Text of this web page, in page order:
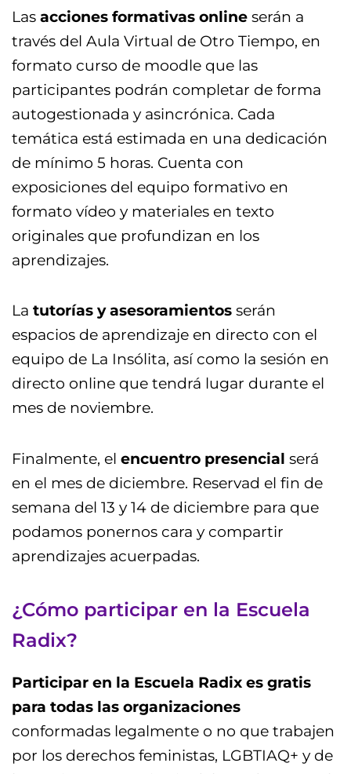
Las acciones formativas online serán a
través del Aula Virtual de Otro Tiempo, en
formato curso de moodle que las
participantes podrán completar de forma
autogestionada y asincrónica. Cada
temática está estimada en una dedicación
de mínimo 5 horas. Cuenta con
exposiciones del equipo formativo en
formato vídeo y materiales en texto
originales que profundizan en los
aprendizajes.
La tutorías y asesoramientos serán
espacios de aprendizaje en directo con el
equipo de La Insólita, así como la sesión en
directo online que tendrá lugar durante el
mes de noviembre.
Finalmente, el encuentro presencial será
en el mes de diciembre. Reservad el fin de
semana del 13 y 14 de diciembre para que
podamos ponernos cara y compartir
aprendizajes acuerpadas.
¿Cómo participar en la Escuela
Radix?
Participar en la Escuela Radix es gratis
para todas las organizaciones
conformadas legalmente o no que trabajen
por los derechos feministas, LGBTIAQ+ y de